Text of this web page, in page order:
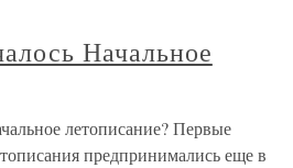
Начальное
летописание? Первые
предпринимались еще в